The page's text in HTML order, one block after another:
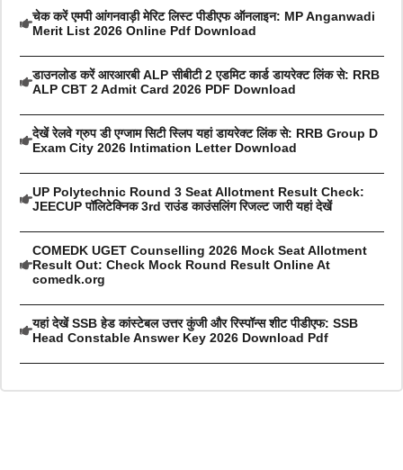
चेक करें एमपी आंगनवाड़ी मेरिट लिस्ट पीडीएफ ऑनलाइन: MP Anganwadi
Merit List 2026 Online Pdf Download
डाउनलोड करें आरआरबी ALP सीबीटी 2 एडमिट कार्ड डायरेक्ट लिंक से: RRB
ALP CBT 2 Admit Card 2026 PDF Download
देखें रेलवे ग्रुप डी एग्जाम सिटी स्लिप यहां डायरेक्ट लिंक से: RRB Group D
Exam City 2026 Intimation Letter Download
UP Polytechnic Round 3 Seat Allotment Result Check:
JEECUP पॉलिटेक्निक 3rd राउंड काउंसलिंग रिजल्ट जारी यहां देखें
COMEDK UGET Counselling 2026 Mock Seat Allotment
Result Out: Check Mock Round Result Online At
comedk.org
यहां देखें SSB हेड कांस्टेबल उत्तर कुंजी और रिस्पॉन्स शीट पीडीएफ: SSB
Head Constable Answer Key 2026 Download Pdf